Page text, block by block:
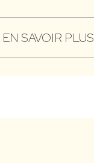
EN SAVOIR PLUS